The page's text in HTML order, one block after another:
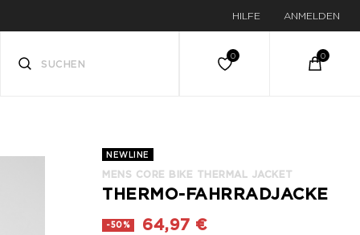
HILFE ANMELDEN
NEWLINE
MENS CORE BIKE THERMAL JACKET
THERMO-FAHRRADJACKE
-50% 64,97 €